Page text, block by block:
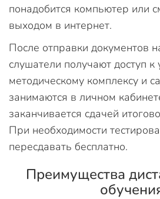
понадобится компьютер или
выходом в интернет.
После отправки документов
слушатели получают доступ к
методическому комплексу и
занимаются в личном
заканчивается сдачей
При необходимости
пересдавать бесплатно.
Преимущества